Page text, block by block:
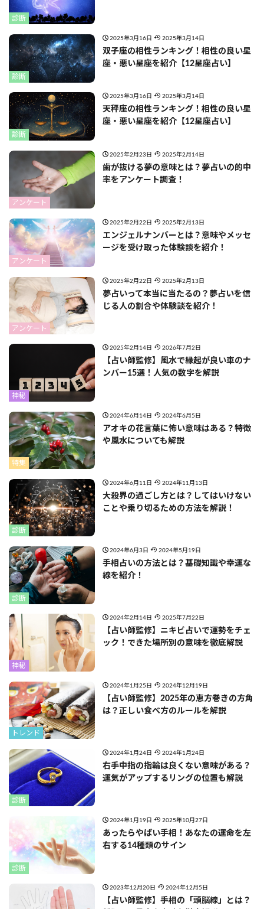
診断
診断
2025年3月16日 2025年3月14日
双子座の相性ランキング！相性の良い星
座・悪い星座を紹介【12星座占い】
診断
2025年3月16日 2025年3月14日
天秤座の相性ランキング！相性の良い星
座・悪い星座を紹介【12星座占い】
アンケート
2025年2月23日 2025年2月14日
歯が抜ける夢の意味とは？夢占いの的中
率をアンケート調査！
アンケート
2025年2月22日 2025年2月13日
エンジェルナンバーとは？意味やメッセ
ージを受け取った体験談を紹介！
アンケート
2025年2月22日 2025年2月13日
夢占いって本当に当たるの？夢占いを信
じる人の割合や体験談を紹介！
神秘
2025年2月14日 2026年7月2日
【占い師監修】風水で縁起が良い車のナ
ンバー15選！人気の数字を解説
特集
2024年6月14日 2024年6月5日
アオキの花言葉に怖い意味はある？特徴
や風水についても解説
診断
2024年6月11日 2024年11月13日
大殺界の過ごし方とは？してはいけない
ことや乗り切るための方法を解説！
診断
2024年6月3日 2024年5月19日
手相占いの方法とは？基礎知識や幸運な
線を紹介！
神秘
2024年2月14日 2025年7月22日
【占い師監修】ニキビ占いで運勢をチェ
ック！できた場所別の意味を徹底解説
トレンド
2024年1月25日 2024年12月19日
【占い師監修】2025年の恵方巻きの方角
は？正しい食べ方のルールを解説
診断
2024年1月24日 2024年1月24日
右手中指の指輪は良くない意味がある？
運気がアップするリングの位置も解説
診断
2024年1月19日 2025年10月27日
あったらやばい手相！あなたの運命を左
右する14種類のサイン
2023年12月20日 2024年12月5日
【占い師監修】手相の「頭脳線」とは？